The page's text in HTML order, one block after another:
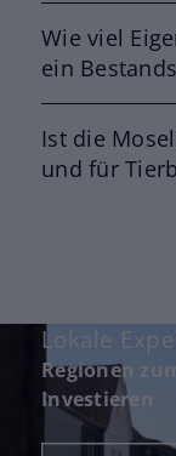
Wie viel
ein
Ist die
und für
Lokale
Regionen
Investieren
Lokale
Regionen
Investieren
Lokale
Regionen
Investieren
Lokale
Regionen
Investieren